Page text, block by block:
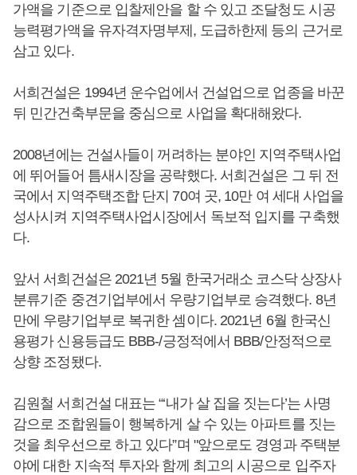
가액을 기준으로 입찰제안을 할 수 있고 조달청도 시공
능력평가액을 유자격자명부제, 도급하한제 등의 근거로
삼고 있다.
서희건설은 1994년 운수업에서 건설업으로 업종을 바꾼
뒤 민간건축부문을 중심으로 사업을 확대해왔다.
2008년에는 건설사들이 꺼려하는 분야인 지역주택사업
에 뛰어들어 틈새시장을 공략했다. 서희건설은 그 뒤 전
국에서 지역주택조합 단지 70여 곳, 10만 여 세대 사업을
성사시켜 지역주택사업시장에서 독보적 입지를 구축했
다.
앞서 서희건설은 2021년 5월 한국거래소 코스닥 상장사
분류기준 중견기업부에서 우량기업부로 승격했다. 8년
만에 우량기업부로 복귀한 셈이다. 2021년 6월 한국신
용평가 신용등급도 BBB-/긍정적에서 BBB/안정적으로
상향 조정됐다.
김원철 서희건설 대표는 “‘내가 살 집을 짓는다’는 사명
감으로 조합원들이 행복하게 살 수 있는 아파트를 짓는
것을 최우선으로 하고 있다”며 "앞으로도 경영과 주택분
야에 대한 지속적 투자와 함께 최고의 시공으로 입주자